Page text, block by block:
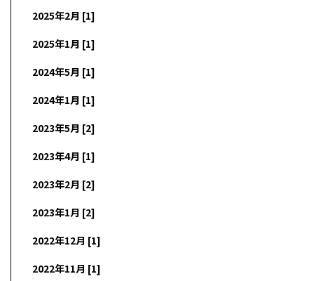
2025年2月 [1]
2025年1月 [1]
2024年5月 [1]
2024年1月 [1]
2023年5月 [2]
2023年4月 [1]
2023年2月 [2]
2023年1月 [2]
2022年12月 [1]
2022年11月 [1]